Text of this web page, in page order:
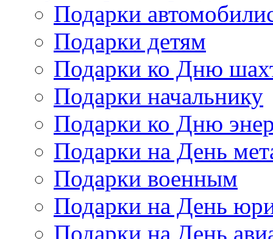
Подарки
Подарки детям
Подарки ко Дню
Подарки начальнику
Подарки ко Дню
Подарки на День
Подарки военным
Подарки на День
Подарки на День